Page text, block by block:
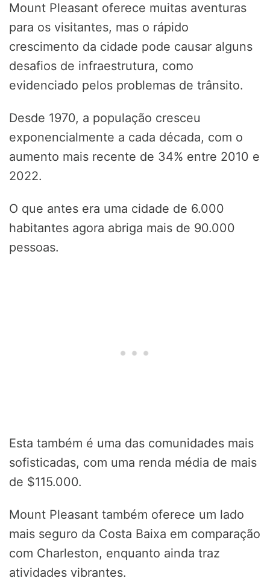
Mount Pleasant oferece muitas aventuras
para os visitantes, mas o rápido
crescimento da cidade pode causar alguns
desafios de infraestrutura, como
evidenciado pelos problemas de trânsito.
Desde 1970, a população cresceu
exponencialmente a cada década, com o
aumento mais recente de 34% entre 2010 e
2022.
O que antes era uma cidade de 6.000
habitantes agora abriga mais de 90.000
pessoas.
Esta também é uma das comunidades mais
sofisticadas, com uma renda média de mais
de $115.000.
Mount Pleasant também oferece um lado
mais seguro da Costa Baixa em comparação
com Charleston, enquanto ainda traz
atividades vibrantes.